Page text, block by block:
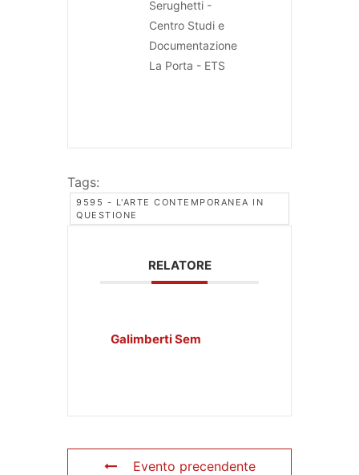
Serughetti -
Centro Studi e
Documentazione
La Porta - ETS
Tags:
9595 - L'ARTE CONTEMPORANEA IN
QUESTIONE
RELATORE
Galimberti Sem
Evento precendente